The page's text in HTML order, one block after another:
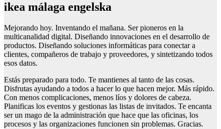
ikea málaga engelska
Mejorando hoy. Inventando el mañana. Ser pioneros en la
multicanalidad digital. Diseñando innovaciones en el desarrollo de
productos. Diseñando soluciones informáticas para conectar a
clientes, compañeros de trabajo y proveedores, y sintetizando todos
esos datos.
Estás preparado para todo. Te mantienes al tanto de las cosas.
Disfrutas ayudando a todos a hacer lo que hacen mejor. Más rápido.
Con menos complicaciones, menos líos y dolores de cabeza.
Planificas los eventos y gestionas las listas de invitados. Te encanta
ser un mago de la administración que hace que las oficinas, los
procesos y las organizaciones funcionen sin problemas. Gracias.